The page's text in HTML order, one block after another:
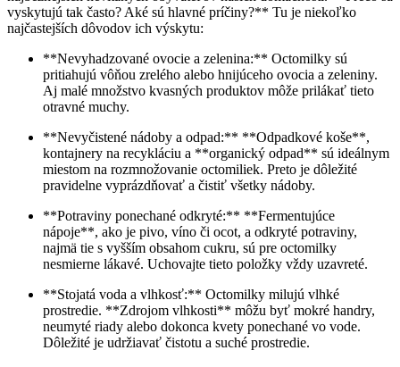
vyskytujú tak často? Aké sú hlavné príčiny?** Tu je niekoľko
najčastejších dôvodov ich výskytu:
**Nevyhadzované ovocie a zelenina:** Octomilky sú
pritiahujú vôňou zrelého alebo hnijúceho ovocia a zeleniny.
Aj malé množstvo kvasných produktov môže prilákať tieto
otravné muchy.
**Nevyčistené nádoby a odpad:** **Odpadkové koše**,
kontajnery na recykláciu a **organický odpad** sú ideálnym
miestom na rozmnožovanie octomiliek. Preto je dôležité
pravidelne vyprázdňovať a čistiť všetky nádoby.
**Potraviny ponechané odkryté:** **Fermentujúce
nápoje**, ako je pivo, víno či ocot, a odkryté potraviny,
najmä tie s vyšším obsahom cukru, sú pre octomilky
nesmierne lákavé. Uchovajte tieto položky vždy uzavreté.
**Stojatá voda a vlhkosť:** Octomilky milujú vlhké
prostredie. **Zdrojom vlhkosti** môžu byť mokré handry,
neumyté riady alebo dokonca kvety ponechané vo vode.
Dôležité je udržiavať čistotu a suché prostredie.